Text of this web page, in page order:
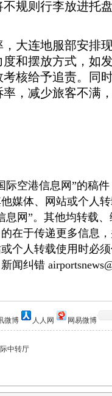
规则行李放进托
连地服部安排
和摆放方式，如
核给予追责。同
，减少旅客不满
空港信息网”的稿件
媒体、网站或个人
息网”。其他均转载
在于传递更多信息
个人转载使用时必
闻纠错
微博 人人网 网易微博
中转厅